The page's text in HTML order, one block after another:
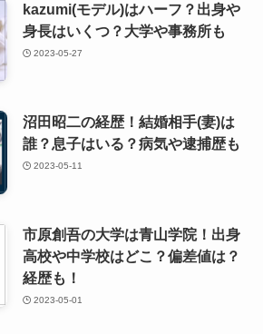
kazumi(モデル)はハーフ？出身や
身長はいくつ？大学や事務所も
2023-05-27
沼田昭二の経歴！結婚相手(妻)は
誰？息子はいる？病気や逮捕歴も
2023-05-11
市原創吾の大学は青山学院！出身
高校や中学校はどこ？偏差値は？
経歴も！
2023-05-01